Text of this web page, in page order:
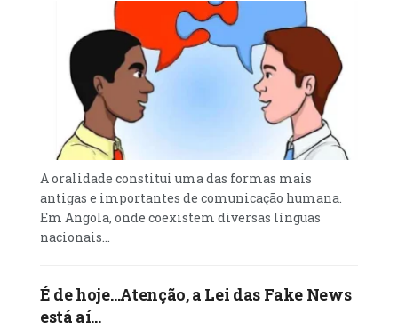
A oralidade constitui uma das formas mais
antigas e importantes de comunicação humana.
Em Angola, onde coexistem diversas línguas
nacionais...
É de hoje…Atenção, a Lei das Fake News
está aí…